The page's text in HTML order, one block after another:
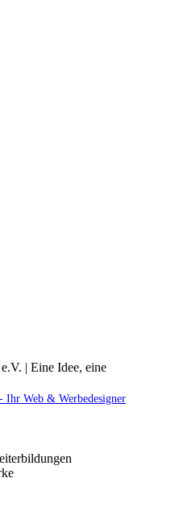
| Eine Idee, eine
Ihr Web & Werbedesigner